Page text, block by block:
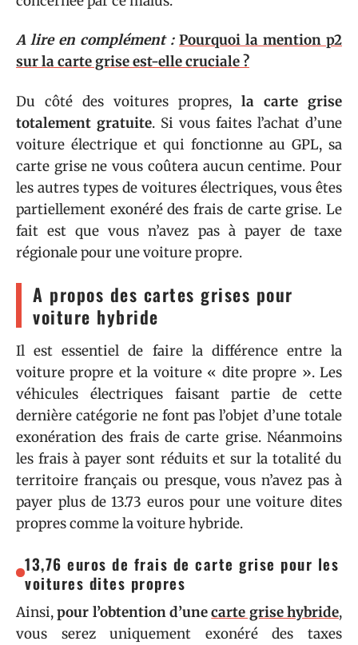
A lire en complément : Pourquoi la mention p2
sur la carte grise est-elle cruciale ?
Du côté des voitures propres, la carte grise
totalement gratuite. Si vous faites l’achat d’une
voiture électrique et qui fonctionne au GPL, sa
carte grise ne vous coûtera aucun centime. Pour
les autres types de voitures électriques, vous êtes
partiellement exonéré des frais de carte grise. Le
fait est que vous n’avez pas à payer de taxe
régionale pour une voiture propre.
A propos des cartes grises pour
voiture hybride
Il est essentiel de faire la différence entre la
voiture propre et la voiture « dite propre ». Les
véhicules électriques faisant partie de cette
dernière catégorie ne font pas l’objet d’une totale
exonération des frais de carte grise. Néanmoins
les frais à payer sont réduits et sur la totalité du
territoire français ou presque, vous n’avez pas à
payer plus de 13.73 euros pour une voiture dites
propres comme la voiture hybride.
13,76 euros de frais de carte grise pour les
voitures dites propres
Ainsi,pour l’obtention d’unecarte grise hybride,
vous serez uniquement exonéré des taxes